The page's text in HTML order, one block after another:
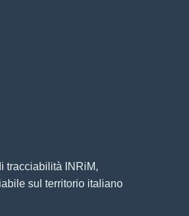
tracciabilità INRiM,
sul territorio italiano